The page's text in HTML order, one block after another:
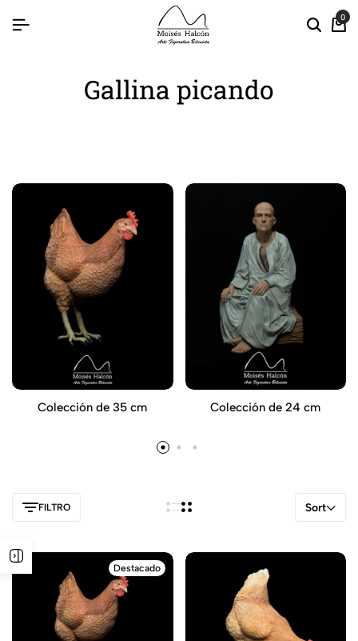
0
Gallina picando
Colección de 35 cm Colección de 24 cm
FILTRO Sort
Destacado